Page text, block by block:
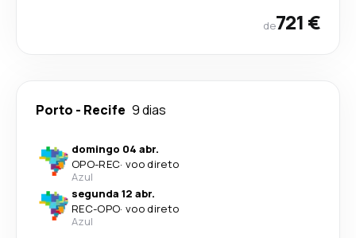
de721 €
Porto - Recife 9 dias
domingo 04 abr.
OPO-REC· voo direto
Azul
segunda 12 abr.
REC-OPO· voo direto
Azul